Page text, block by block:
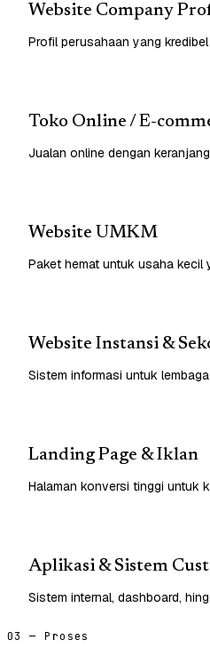
Website Company
Profil perusahaan yang
Toko Online / E-
Jualan online dengan
Website UMKM
Paket hemat untuk usaha kecil
Website Instansi &
Sistem informasi untuk
Landing Page & Iklan
Halaman konversi tinggi untuk
Aplikasi & Sistem
Sistem internal, dashboard,
03 — Proses